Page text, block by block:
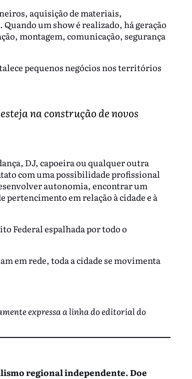
aquisição de materiais,
um show é realizado, há geração
montagem, comunicação, segurança
pequenos negócios nos territórios
na construção de novos
DJ, capoeira ou qualquer outra
com uma possibilidade profissional
autonomia, encontrar um
pertencimento em relação à cidade e à
Federal espalhada por todo o
em rede, toda a cidade se movimenta
expressa a linha do editorial do
regional independente. Doe